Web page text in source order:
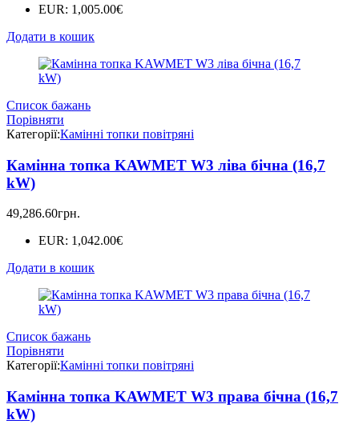
EUR: 1,005.00€
Додати в кошик
Список бажань
Порівняти
Категорії:Камінні топки повітряні
Камінна топка KAWMET W3 ліва бічна (16,7
kW)
49,286.60грн.
EUR: 1,042.00€
Додати в кошик
Список бажань
Порівняти
Категорії:Камінні топки повітряні
Камінна топка KAWMET W3 права бічна (16,7
kW)